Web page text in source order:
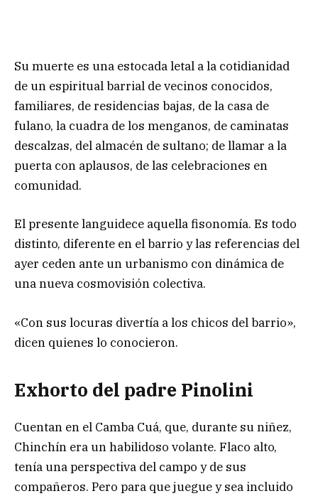
Su muerte es una estocada letal a la cotidianidad
de un espiritual barrial de vecinos conocidos,
familiares, de residencias bajas, de la casa de
fulano, la cuadra de los menganos, de caminatas
descalzas, del almacén de sultano; de llamar a la
puerta con aplausos, de las celebraciones en
comunidad.
El presente languidece aquella fisonomía. Es todo
distinto, diferente en el barrio y las referencias del
ayer ceden ante un urbanismo con dinámica de
una nueva cosmovisión colectiva.
«Con sus locuras divertía a los chicos del barrio»,
dicen quienes lo conocieron.
Exhorto del padre Pinolini
Cuentan en el Camba Cuá, que, durante su niñez,
Chinchín era un habilidoso volante. Flaco alto,
tenía una perspectiva del campo y de sus
compañeros. Pero para que juegue y sea incluido